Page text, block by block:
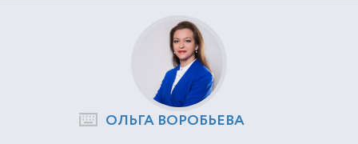
ОЛЬГА ВОРОБЬЕВА